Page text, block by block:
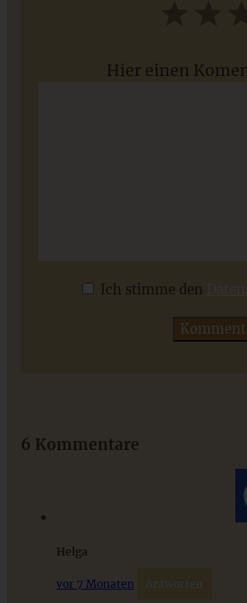
6 Kommentare
Helga
vor 7 Monaten Antworten
Hier einen
Ich stimme den